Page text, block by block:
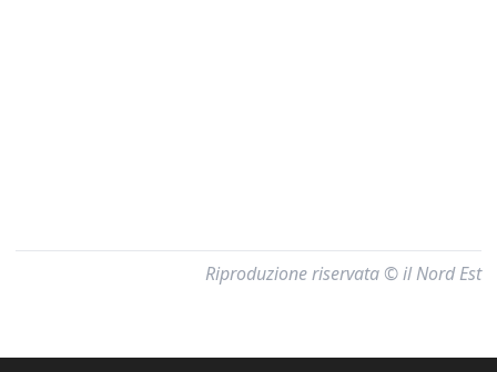
Riproduzione riservata © il Nord Est